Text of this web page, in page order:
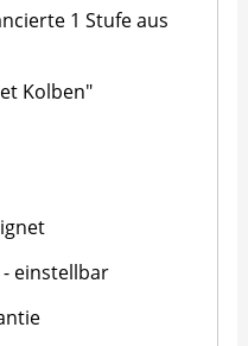
1 Stufe aus
Kolben"
einstellbar